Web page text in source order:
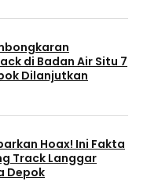
di Badan Air Situ 7
Dilanjutkan
Hoax! Ini Fakta
Track Langgar
Depok